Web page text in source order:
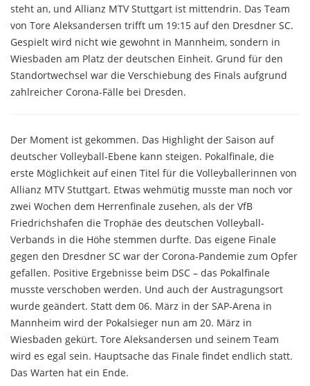
steht an, und Allianz MTV Stuttgart ist mittendrin. Das Team
von Tore Aleksandersen trifft um 19:15 auf den Dresdner SC.
Gespielt wird nicht wie gewohnt in Mannheim, sondern in
Wiesbaden am Platz der deutschen Einheit. Grund für den
Standortwechsel war die Verschiebung des Finals aufgrund
zahlreicher Corona-Fälle bei Dresden.
Der Moment ist gekommen. Das Highlight der Saison auf
deutscher Volleyball-Ebene kann steigen. Pokalfinale, die
erste Möglichkeit auf einen Titel für die Volleyballerinnen von
Allianz MTV Stuttgart. Etwas wehmütig musste man noch vor
zwei Wochen dem Herrenfinale zusehen, als der VfB
Friedrichshafen die Trophäe des deutschen Volleyball-
Verbands in die Höhe stemmen durfte. Das eigene Finale
gegen den Dresdner SC war der Corona-Pandemie zum Opfer
gefallen. Positive Ergebnisse beim DSC – das Pokalfinale
musste verschoben werden. Und auch der Austragungsort
wurde geändert. Statt dem 06. März in der SAP-Arena in
Mannheim wird der Pokalsieger nun am 20. März in
Wiesbaden gekürt. Tore Aleksandersen und seinem Team
wird es egal sein. Hauptsache das Finale findet endlich statt.
Das Warten hat ein Ende.